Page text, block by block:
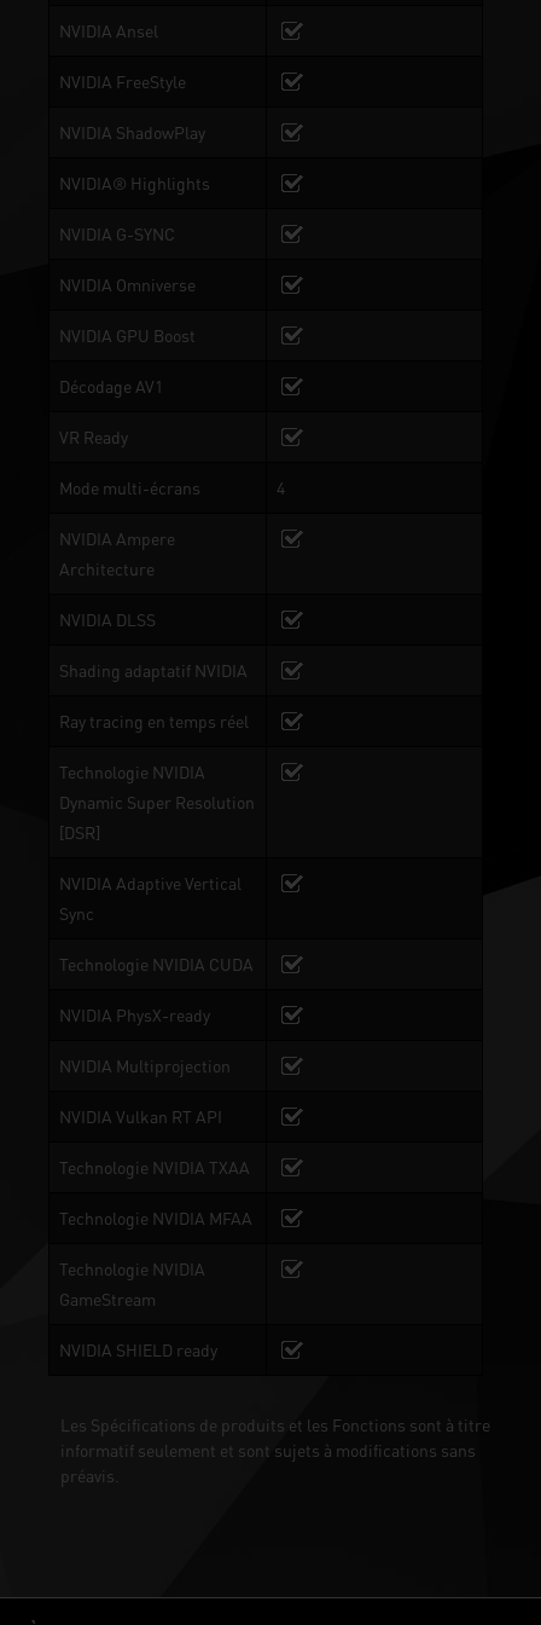
NVIDIA Ansel
NVIDIA FreeStyle
NVIDIA ShadowPlay
NVIDIA® Highlights
NVIDIA G-SYNC
NVIDIA Omniverse
NVIDIA GPU Boost
Décodage AV1
VR Ready
Mode multi-écrans 4
NVIDIA Ampere
Architecture
NVIDIA DLSS
Shading adaptatif NVIDIA
Ray tracing en temps réel
Technologie NVIDIA
Dynamic Super Resolution
[DSR]
NVIDIA Adaptive Vertical
Sync
Technologie NVIDIA CUDA
NVIDIA PhysX-ready
NVIDIA Multiprojection
NVIDIA Vulkan RT API
Technologie NVIDIA TXAA
Technologie NVIDIA MFAA
Technologie NVIDIA
GameStream
NVIDIA SHIELD ready
Les Spécifications de produits et les Fonctions sont à titre
informatif seulement et sont sujets à modifications sans
préavis.